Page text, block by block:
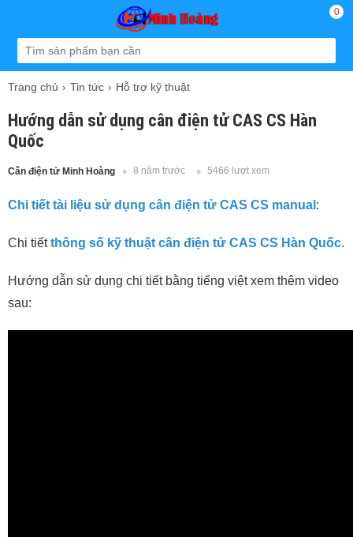
0
Trang chủ Tin tức Hỗ trợ kỹ thuật
Hướng dẫn sử dụng cân điện tử CAS CS Hàn
Quốc
Cân điện tử Minh Hoàng 8 năm trước 5466 lượt xem
Chi tiết tài liệu sử dụng cân điện tử CAS CS manual :
Chi tiếtthông số kỹ thuật cân điện tử CAS CS Hàn Quốc.
Hướng dẫn sử dụng chi tiết bằng tiếng việt xem thêm video
sau: